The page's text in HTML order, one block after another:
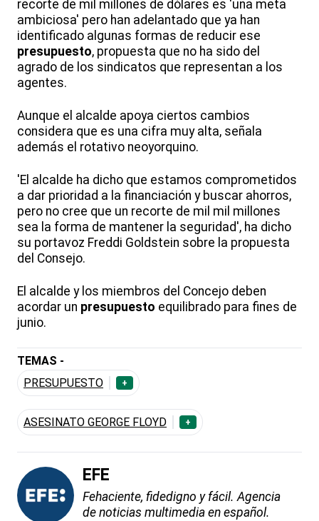
recorte de mil millones de dólares es 'una meta
ambiciosa' pero han adelantado que ya han
identificado algunas formas de reducir ese
presupuesto, propuesta que no ha sido del
agrado de los sindicatos que representan a los
agentes.
Aunque el alcalde apoya ciertos cambios
considera que es una cifra muy alta, señala
además el rotativo neoyorquino.
'El alcalde ha dicho que estamos comprometidos
a dar prioridad a la financiación y buscar ahorros,
pero no cree que un recorte de mil mil millones
sea la forma de mantener la seguridad', ha dicho
su portavoz Freddi Goldstein sobre la propuesta
del Consejo.
El alcalde y los miembros del Concejo deben
acordar un presupuesto equilibrado para fines de
junio.
TEMAS -
PRESUPUESTO
+
ASESINATO GEORGE FLOYD +
EFE
Fehaciente, fidedigno y fácil. Agencia
de noticias multimedia en español.